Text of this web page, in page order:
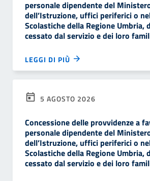
personale dipendente del
dell’Istruzione, uffici periferici o
Scolastiche della Regione Umbria,
cessato dal servizio e dei loro
LEGGI DI PIÙ
5 AGOSTO 2026
Concessione delle provvidenze a
personale dipendente del
dell’Istruzione, uffici periferici o
Scolastiche della Regione Umbria,
cessato dal servizio e dei loro